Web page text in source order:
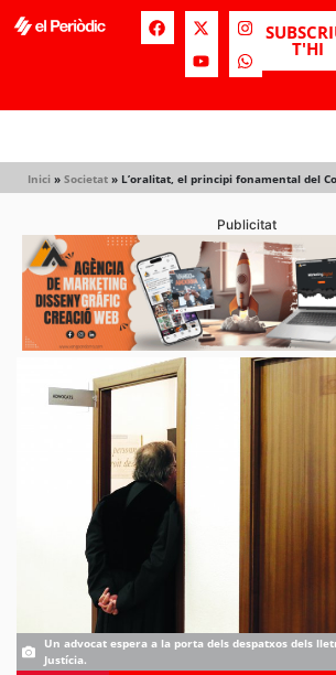
T'HI
Inici » Societat » L’oralitat, el principi fonamental del
Publicitat
Un advocat espera a la porta dels despatxos dels
Justícia.